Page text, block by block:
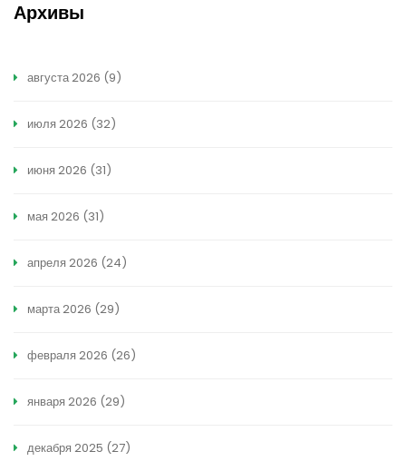
Архивы
августа 2026 (9)
июля 2026 (32)
июня 2026 (31)
мая 2026 (31)
апреля 2026 (24)
марта 2026 (29)
февраля 2026 (26)
января 2026 (29)
декабря 2025 (27)